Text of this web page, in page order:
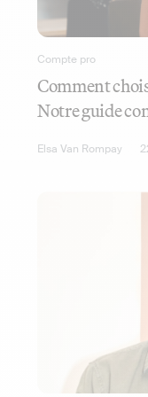
Compte pro
Comment
Notre guide
Elsa Van Rompay